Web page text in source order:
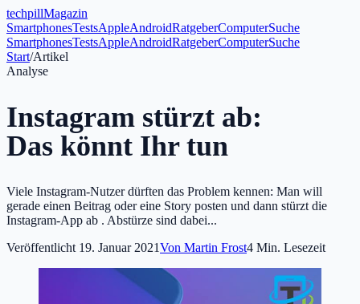
techpillMagazin
SmartphonesTestsAppleAndroidRatgeberComputerSuche
SmartphonesTestsAppleAndroidRatgeberComputerSuche
Start/Artikel
Analyse
Instagram stürzt ab:
Das könnt Ihr tun
Viele Instagram-Nutzer dürften das Problem kennen: Man will
gerade einen Beitrag oder eine Story posten und dann stürzt die
Instagram-App ab . Abstürze sind dabei...
Veröffentlicht 19. Januar 2021Von Martin Frost4 Min. Lesezeit